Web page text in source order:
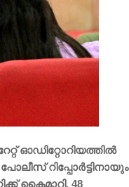
ഓഡിറ്റോറിയത്തിൽ
റിപ്പോർട്ടിനായും
കൈമാറി. 48